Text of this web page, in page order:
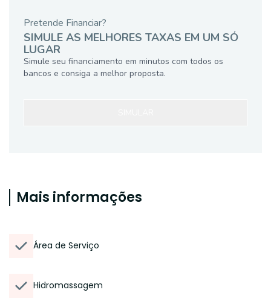
Pretende Financiar?
SIMULE AS MELHORES TAXAS EM UM SÓ
LUGAR
Simule seu financiamento em minutos com todos os
bancos e consiga a melhor proposta.
Mais informações
Área de Serviço
Hidromassagem